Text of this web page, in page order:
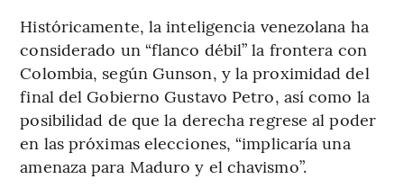
Históricamente, la inteligencia venezolana ha
considerado un “flanco débil” la frontera con
Colombia, según Gunson, y la proximidad del
final del Gobierno Gustavo Petro, así como la
posibilidad de que la derecha regrese al poder
en las próximas elecciones, “implicaría una
amenaza para Maduro y el chavismo”.